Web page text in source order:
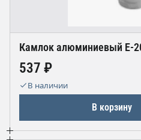
Камлок алюминиевый Е-
537 ₽
В наличии
В корзину